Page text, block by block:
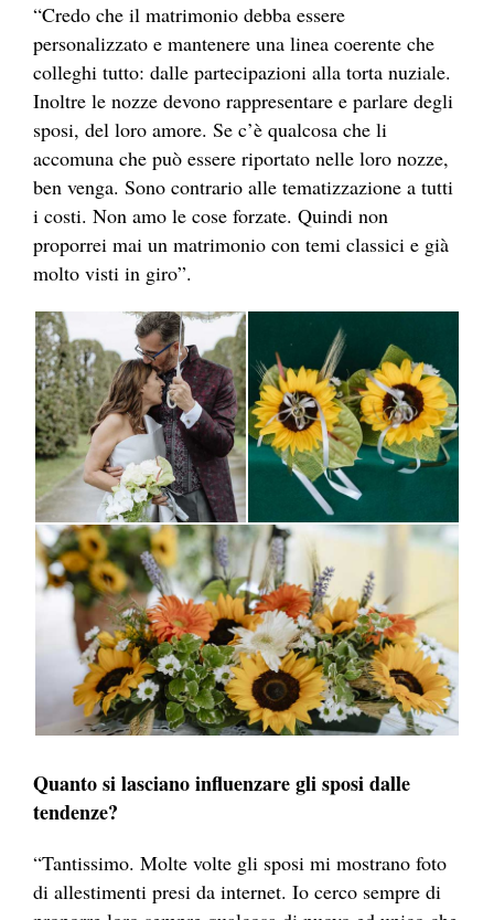
“Credo che il matrimonio debba essere
personalizzato e mantenere una linea coerente che
colleghi tutto: dalle partecipazioni alla torta nuziale.
Inoltre le nozze devono rappresentare e parlare degli
sposi, del loro amore. Se c’è qualcosa che li
accomuna che può essere riportato nelle loro nozze,
ben venga. Sono contrario alle tematizzazione a tutti
i costi. Non amo le cose forzate. Quindi non
proporrei mai un matrimonio con temi classici e già
molto visti in giro”.
Quanto si lasciano influenzare gli sposi dalle
tendenze?
“Tantissimo. Molte volte gli sposi mi mostrano foto
di allestimenti presi da internet. Io cerco sempre di